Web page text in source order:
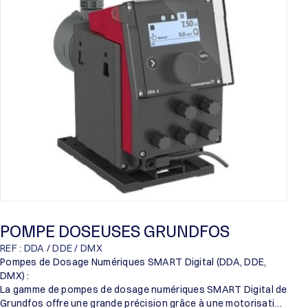
POMPE DOSEUSES GRUNDFOS
REF : DDA / DDE / DMX
Pompes de Dosage Numériques SMART Digital (DDA, DDE,
DMX) :
La gamme de pompes de dosage numériques SMART Digital de
Grundfos offre une grande précision grâce à une motorisation